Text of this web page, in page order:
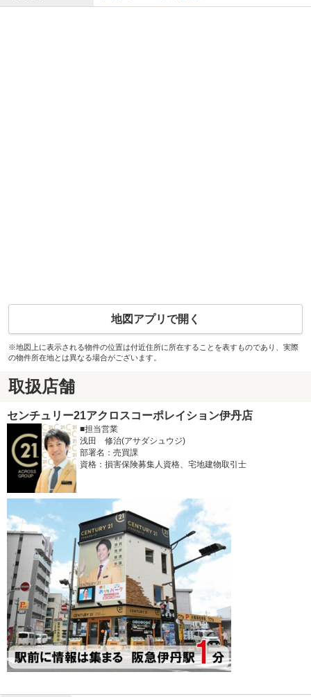
地図アプリで開く
※地図上に表示される物件の位置は付近住所に所在することを表すものであり、実際
の物件所在地とは異なる場合がございます。
取扱店舗
センチュリー21アクロスコーポレイション伊丹店
■担当営業
浅田 修治(アサダシュウジ)
部署名：売買課
資格：損害保険募集人資格、宅地建物取引士